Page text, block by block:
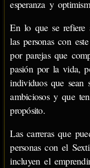
esperanza y
En lo que se refiere
las personas con
por parejas que
pasión por la vida,
individuos que sean
ambiciosos y que
propósito.
Las carreras que
personas con el
incluyen el